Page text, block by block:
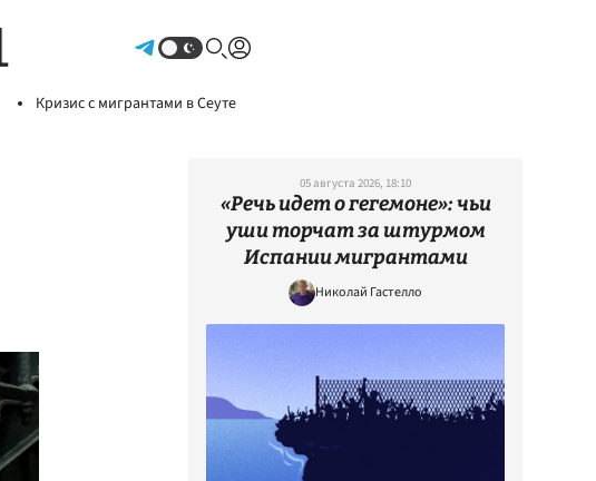
Кризис с мигрантами в Сеуте
05 августа 2026, 18:10
«Речь идет о гегемоне»: чьи
уши торчат за штурмом
Испании мигрантами
Николай Гастелло